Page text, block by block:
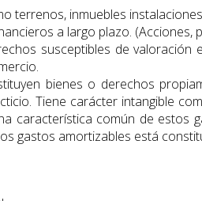
terrenos, inmuebles
a largo plazo. (Acciones,
susceptibles de
bienes o derechos
Tiene carácter intangible
característica común de estos
gastos amortizables está